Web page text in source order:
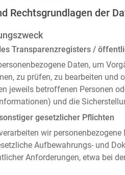
Rechtsgrundlagen der
Transparenzregisters /
Daten, um
zu prüfen, zu bearbeiten
jeweils betroffenen Personen
und die
gesetzlicher Pflichten
wir
Aufbewahrungs- und
Anforderungen, etwa bei